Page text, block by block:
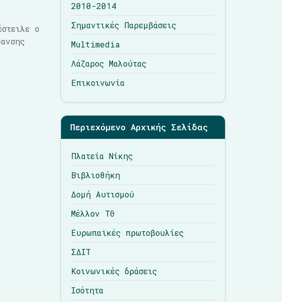
ο
2010-2014
Σημαντικές Παρεμβάσεις
Multimedia
Λάζαρος Μαλούτας
Επικοινωνία
Περιεχόμενο Αρχικής Σελίδας
Πλατεία Νίκης
Βιβλιοθήκη
Δομή Αυτισμού
Μέλλον ΤΘ
Ευρωπαϊκές πρωτοβουλίες
ΣΔΙΤ
Κοινωνικές δράσεις
Ισότητα